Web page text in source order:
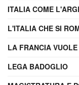
ITALIA COME
L'ITALIA CHE SI
LA FRANCIA
LEGA BADOGLIO